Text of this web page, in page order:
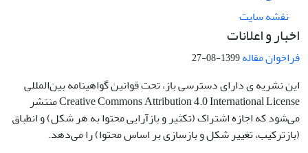
نقشه سایت
اخبار و اعلانات
فراخوان مقاله1399-08-27
این نشریه ی دارای دسترسی باز، تحت قوانین گواهینامه بین‌المللی
Creative Commons Attribution 4.0 International License منتشر
می‌شود که اجازه اشتراک (تکثیر و بازآرایی محتوا به هر شکل) و انطباق
(بازترکیب، تغییر شکل و بازسازی بر اساس محتوا) را می‌دهد.